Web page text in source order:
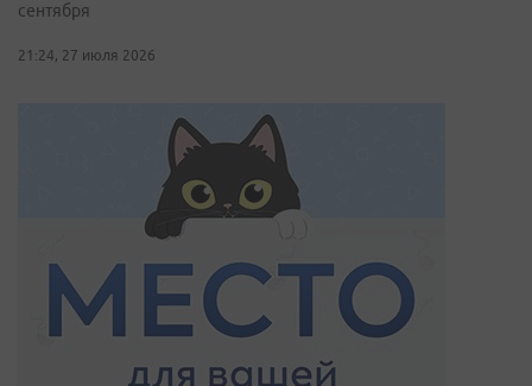
сентября
21:24, 27 июля 2026